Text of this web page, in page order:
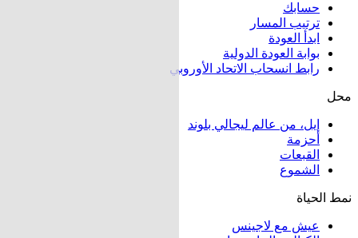
حسابك
ترتيب المسار
ابدأ العودة
بوابة العودة الدولية
رابط انسحاب الاتحاد الأوروبي
محل
إيل، من عالم ليجالي بلوند
أحزمة
القبعات
الشموع
نمط الحياة
عيش مع لاجينس